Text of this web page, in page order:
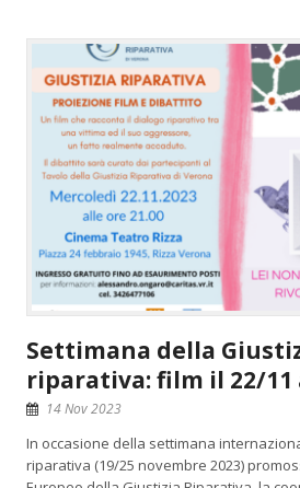
Settimana della
riparativa: film il 22/11
14 Nov 2023
In occasione della settimana
riparativa (19/25 novembre 2023)